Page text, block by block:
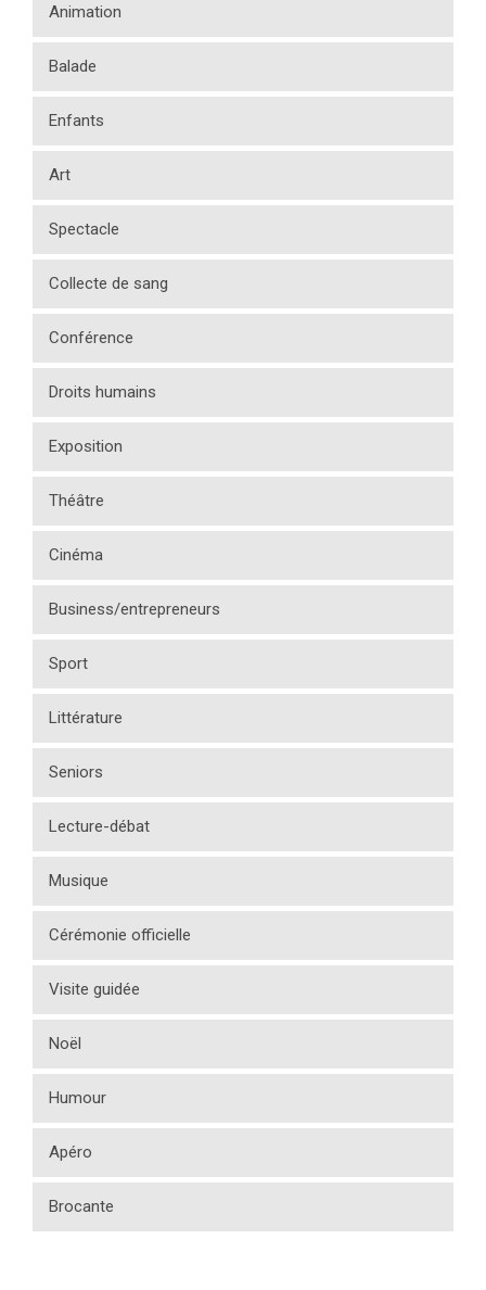
Animation
Balade
Enfants
Art
Spectacle
Collecte de sang
Conférence
Droits humains
Exposition
Théâtre
Cinéma
Business/entrepreneurs
Sport
Littérature
Seniors
Lecture-débat
Musique
Cérémonie officielle
Visite guidée
Noël
Humour
Apéro
Brocante